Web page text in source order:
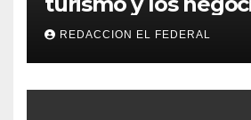
arranca la Expo
revolucionar la
regional en un
precedentes en La
REDACCION EL FEDERAL